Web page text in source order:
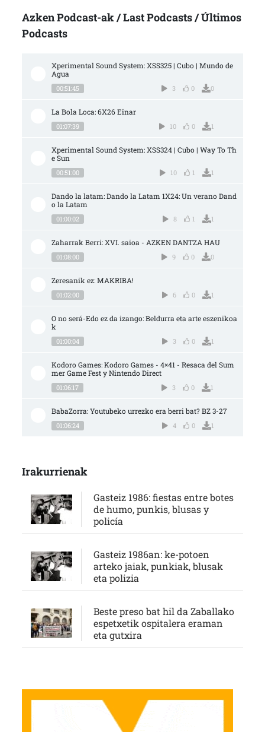
Azken Podcast-ak / Last Podcasts / Últimos
Podcasts
Xperimental Sound System: XSS325 | Cubo | Mundo de
Agua
00:51:45 3 0 0
La Bola Loca: 6X26 Einar
01:07:39 10 0 1
Xperimental Sound System: XSS324 | Cubo | Way To Th
e Sun
00:51:00 10 1 1
Dando la latam: Dando la Latam 1X24: Un verano Dand
o la Latam
01:00:02 8 1 1
Zaharrak Berri: XVI. saioa - AZKEN DANTZA HAU
01:08:00 9 0 0
Zeresanik ez: MAKRIBA!
01:02:00 6 0 1
O no será-Edo ez da izango: Beldurra eta arte eszenikoa
k
01:00:04 3 0 1
Kodoro Games: Kodoro Games - 4×41 - Resaca del Sum
mer Game Fest y Nintendo Direct
01:06:17 3 0 1
BabaZorra: Youtubeko urrezko era berri bat? BZ 3-27
01:06:24 4 0 1
Irakurrienak
Gasteiz 1986: fiestas entre botes
de humo, punkis, blusas y
policía
Gasteiz 1986an: ke-potoen
arteko jaiak, punkiak, blusak
eta polizia
Beste preso bat hil da Zaballako
espetxetik ospitalera eraman
eta gutxira